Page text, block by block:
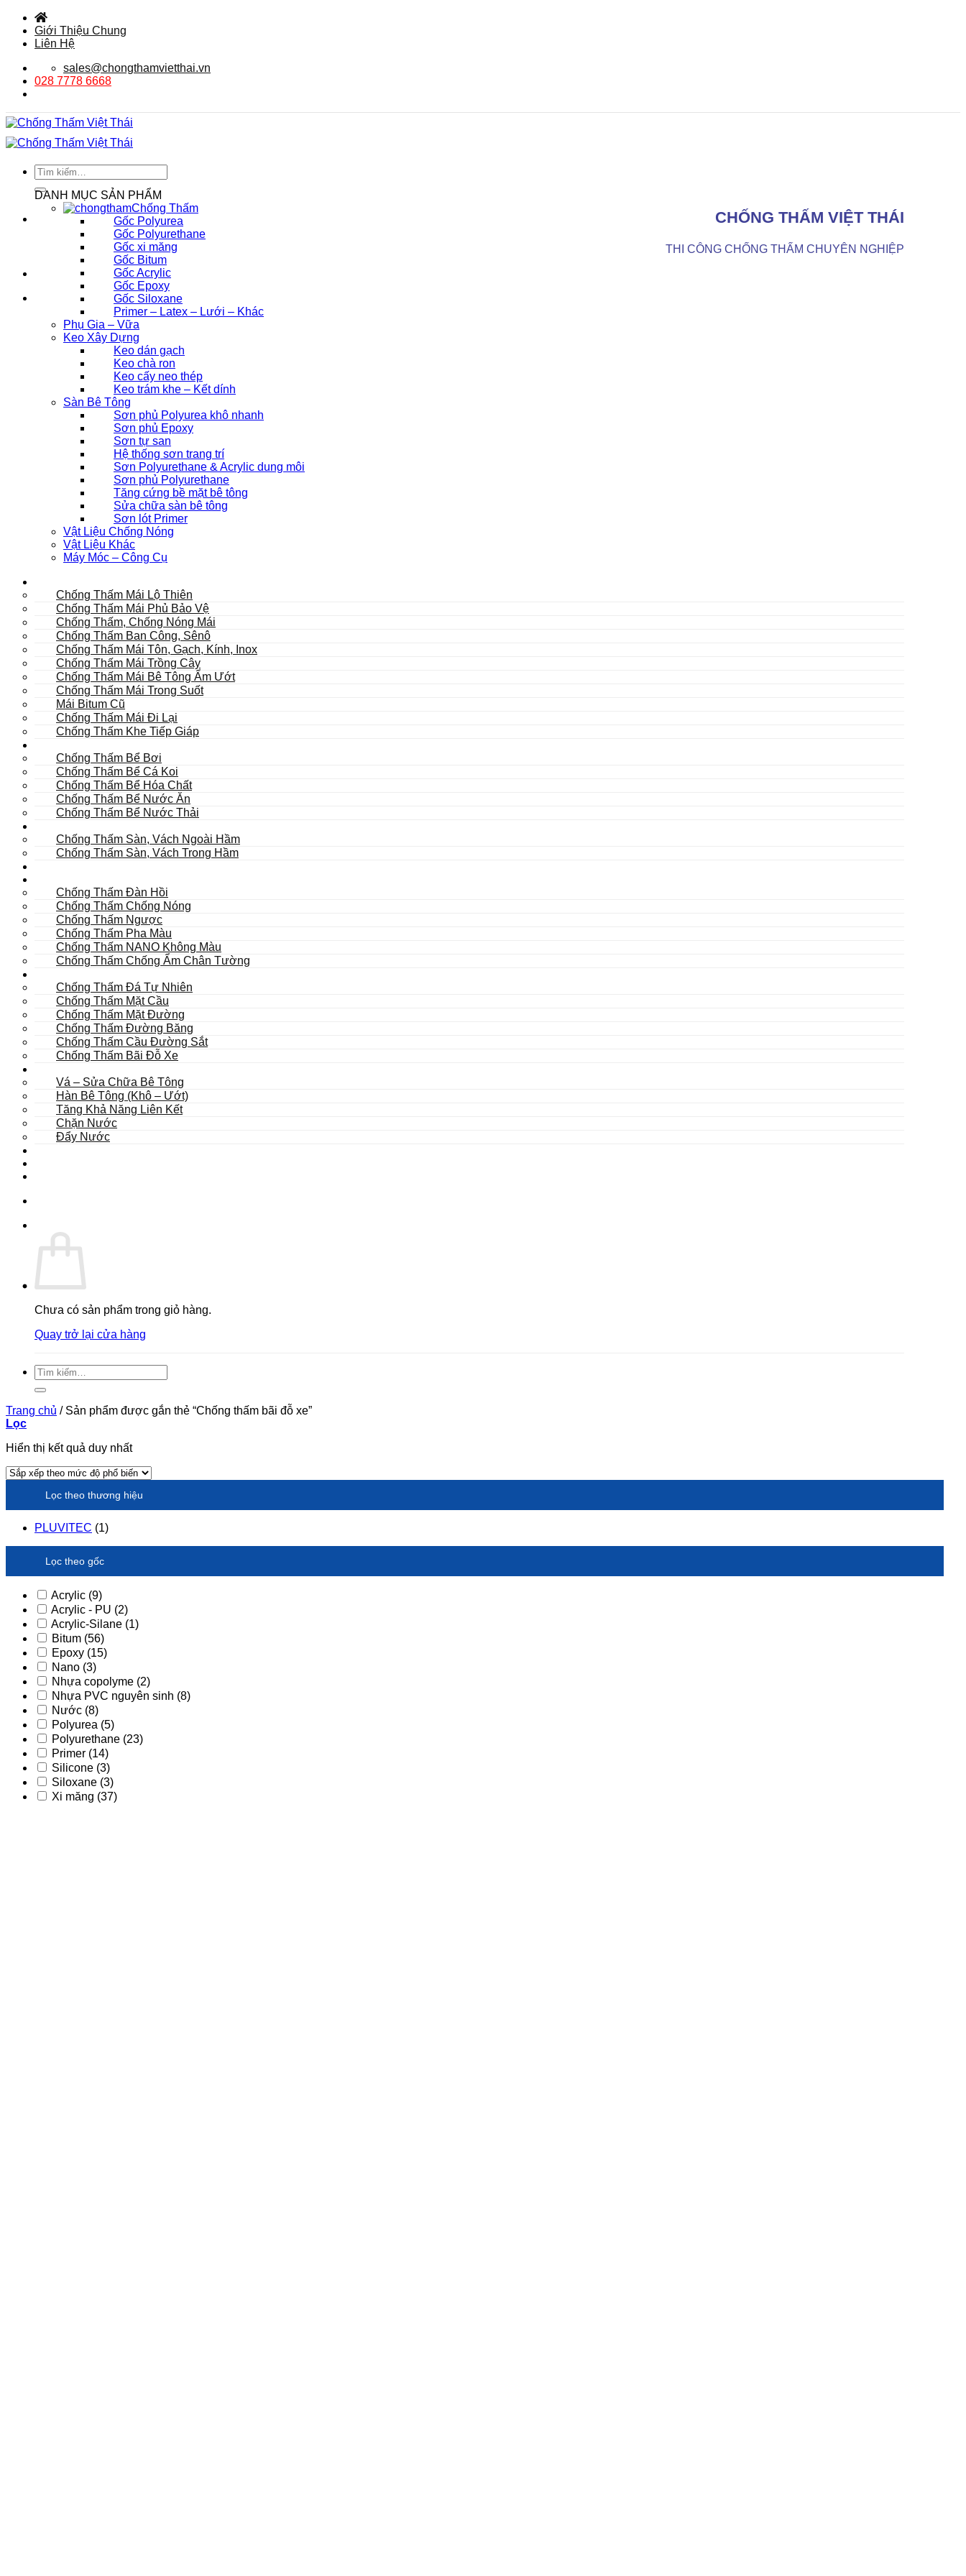
qua
Giới Thiệu Chung
Liên Hệ
sales@chongthamvietthai.vn
028 7778 6668
Tìm
kiếm:
CHỐNG THẤM VIỆT THÁI
THI CÔNG CHỐNG THẤM CHUYÊN NGHIỆP
DANH MỤC SẢN PHẨM
Chống Thấm
Gốc Polyurea
Gốc Polyurethane
Gốc xi măng
Gốc Bitum
Gốc Acrylic
Gốc Epoxy
Gốc Siloxane
Primer – Latex – Lưới – Khác
Phụ Gia – Vữa
Keo Xây Dựng
Keo dán gạch
Keo chà ron
Keo cấy neo thép
Keo trám khe – Kết dính
Sàn Bê Tông
Sơn phủ Polyurea khô nhanh
Sơn phủ Epoxy
Sơn tự san
Hệ thống sơn trang trí
Sơn Polyurethane & Acrylic dung môi
Sơn phủ Polyurethane
Tăng cứng bề mặt bê tông
Sửa chữa sàn bê tông
Sơn lót Primer
Vật Liệu Chống Nóng
Vật Liệu Khác
Máy Móc – Công Cụ
Chống Thấm Mái Lộ Thiên
Chống Thấm Mái Phủ Bảo Vệ
Chống Thấm, Chống Nóng Mái
Chống Thấm Ban Công, Sênô
Chống Thấm Mái Tôn, Gạch, Kính, Inox
Chống Thấm Mái Trồng Cây
Chống Thấm Mái Bê Tông Ẩm Ướt
Chống Thấm Mái Trong Suốt
Mái Bitum Cũ
Chống Thấm Mái Đi Lại
Chống Thấm Khe Tiếp Giáp
Chống Thấm Bể Bơi
Chống Thấm Bể Cá Koi
Chống Thấm Bể Hóa Chất
Chống Thấm Bể Nước Ăn
Chống Thấm Bể Nước Thải
Chống Thấm Sàn, Vách Ngoài Hầm
Chống Thấm Sàn, Vách Trong Hầm
Chống Thấm Đàn Hồi
Chống Thấm Chống Nóng
Chống Thấm Ngược
Chống Thấm Pha Màu
Chống Thấm NANO Không Màu
Chống Thấm Chống Ẩm Chân Tường
Chống Thấm Đá Tự Nhiên
Chống Thấm Mặt Cầu
Chống Thấm Mặt Đường
Chống Thấm Đường Băng
Chống Thấm Cầu Đường Sắt
Chống Thấm Bãi Đỗ Xe
Vá – Sửa Chữa Bê Tông
Hàn Bê Tông (Khô – Ướt)
Tăng Khả Năng Liên Kết
Chặn Nước
Đẩy Nước
Chưa có sản phẩm trong giỏ hàng.
Quay trở lại cửa hàng
Tìm
kiếm:
Trang chủ /Sản phẩm được gắn thẻ “Chống thấm bãi đỗ xe”
Lọc
Hiển thị kết quả duy nhất
Lọc theo thương hiệu
PLUVITEC (1)
Lọc theo gốc
Acrylic (9)
Acrylic - PU (2)
Acrylic-Silane (1)
Bitum (56)
Epoxy (15)
Nano (3)
Nhựa copolyme (2)
Nhựa PVC nguyên sinh (8)
Nước (8)
Polyurea (5)
Polyurethane (23)
Primer (14)
Silicone (3)
Siloxane (3)
Xi măng (37)